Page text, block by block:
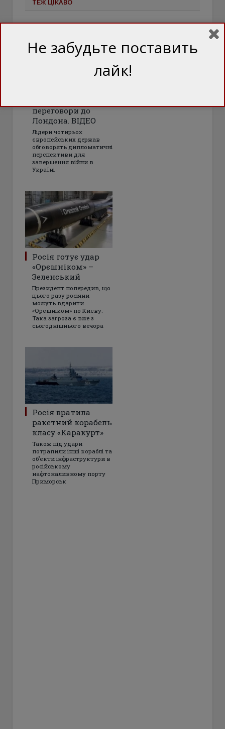
ТЕЖ ЦІКАВО
переговори до
Лондона. ВІДЕО
Лідери чотирьох
європейських держав
обговорять дипломатичні
перспективи для
завершення війни в
Україні
Росія готує удар
«Орєшніком» –
Зеленський
Президент попередив, що
цього разу росіяни
можуть вдарити
«Орєшніком» по Києву.
Така загроза є вже з
сьогоднішнього вечора
Росія вратила
ракетний корабель
класу «Каракурт»
Також під удари
потрапили інші кораблі та
об’єкти інфраструктури в
російському
нафтоналивному порту
Приморськ
Не забудьте поставить
лайк!